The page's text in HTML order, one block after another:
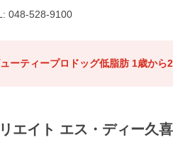
048-528-9100
ーティープロドッグ低脂肪 1歳から
エイト エス・ディー久